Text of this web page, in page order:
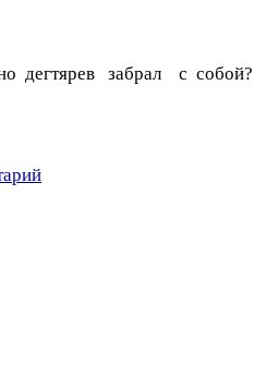
дегтярев забрал с собой?